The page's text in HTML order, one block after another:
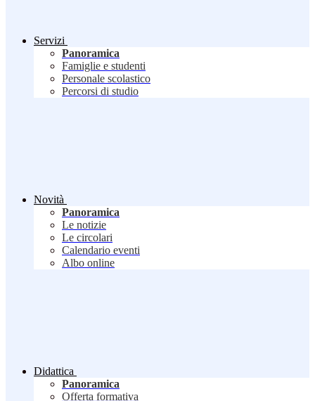
Servizi
Panoramica
Famiglie e studenti
Personale scolastico
Percorsi di studio
Novità
Panoramica
Le notizie
Le circolari
Calendario eventi
Albo online
Didattica
Panoramica
Offerta formativa